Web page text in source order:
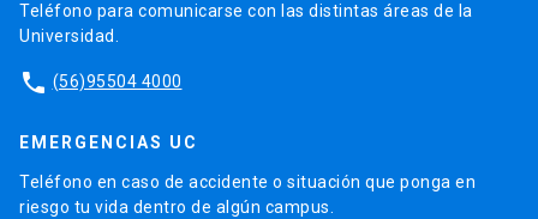
Teléfono para comunicarse con las distintas áreas de la
Universidad.
phone (56)95504 4000
EMERGENCIAS UC
Teléfono en caso de accidente o situación que ponga en
riesgo tu vida dentro de algún campus.